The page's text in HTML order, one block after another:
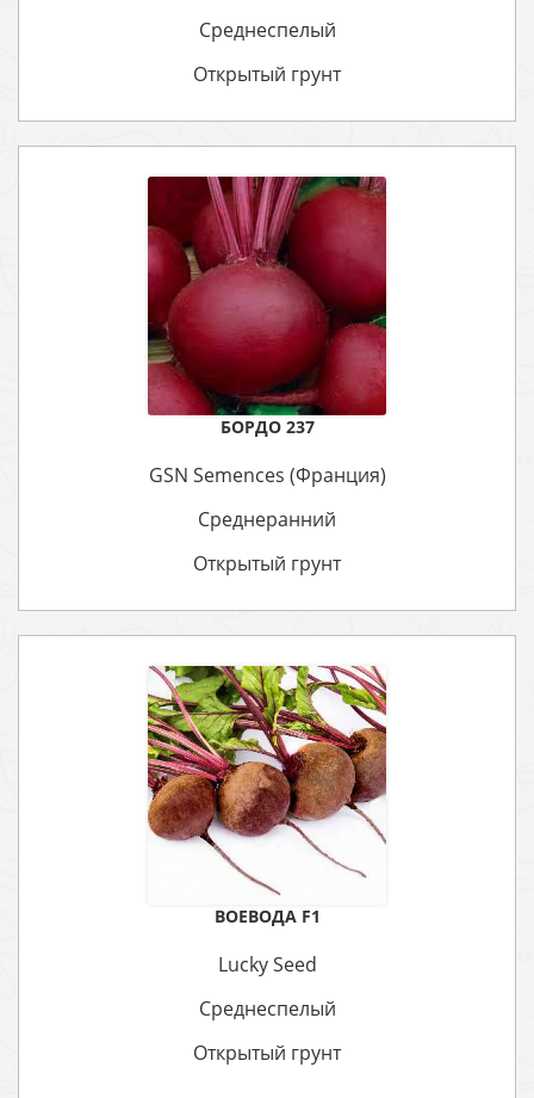
Среднеспелый
Открытый грунт
БОРДО 237
GSN Semences (Франция)
Среднеранний
Открытый грунт
ВОЕВОДА F1
Lucky Seed
Среднеспелый
Открытый грунт